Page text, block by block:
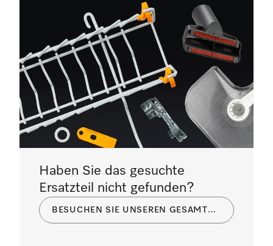
Haben Sie das gesuchte
Ersatzteil nicht gefunden?
BESUCHEN SIE UNSEREN GESAMTKATALOG